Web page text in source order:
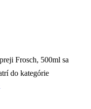
Frosch, 500ml sa
do kategórie